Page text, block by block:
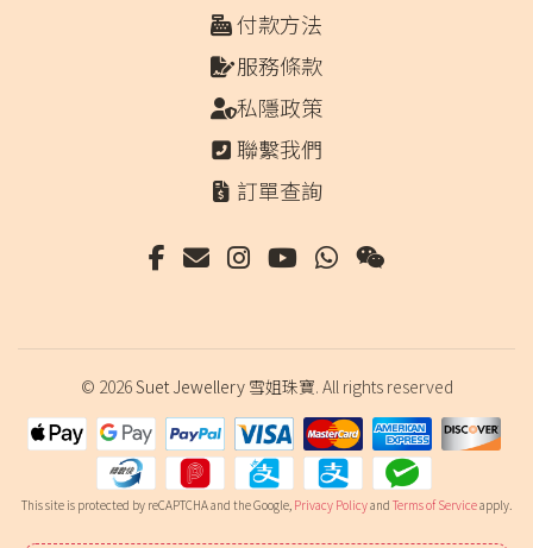
付款方法
服務條款
私隱政策
聯繫我們
訂單查詢
© 2026Suet Jewellery 雪姐珠寶. All rights reserved
This site is protected by reCAPTCHA and the Google, Privacy Policyand Terms of Serviceapply.